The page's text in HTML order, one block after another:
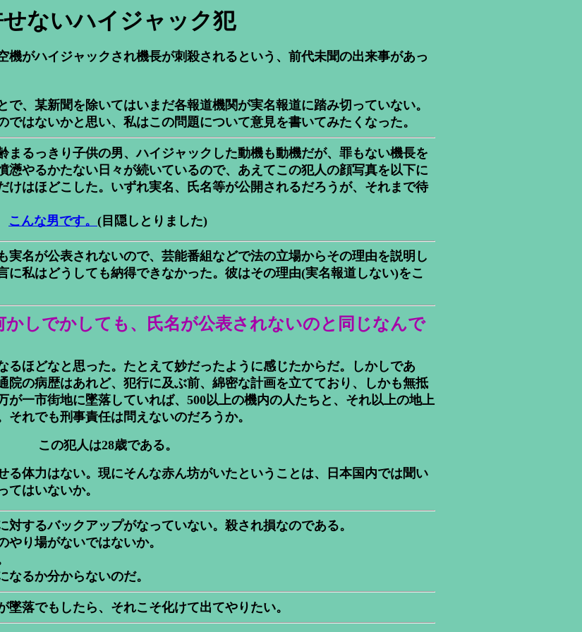
ないハイジャック犯
機がハイジャックされ機長が刺殺されるという、前代未聞の出来事があっ
、某新聞を除いてはいまだ各報道機関が実名報道に踏み切っていない。
はないかと思い、私はこの問題について意見を書いてみたくなった。
まるっきり子供の男、ハイジャックした動機も動機だが、罪もない機長を
懣やるかたない日々が続いているので、あえてこの犯人の顔写真を以下に
けはほどこした。いずれ実名、氏名等が公開されるだろうが、それまで待
こんな男です。 (目隠しとりました)
実名が公表されないので、芸能番組などで法の立場からその理由を説明し
に私はどうしても納得できなかった。彼はその理由(実名報道しない)をこ
かしでかしても、氏名が公表されないのと同じなんで
るほどなと思った。たとえて妙だったように感じたからだ。しかしであ
院の病歴はあれど、犯行に及ぶ前、綿密な計画を立てており、しかも無抵
が一市街地に墜落していれば、500以上の機内の人たちと、それ以上の地上
れでも刑事責任は問えないのだろうか。
この犯人は28歳である。
る体力はない。現にそんな赤ん坊がいたということは、日本国内では聞い
てはいないか。
するバックアップがなっていない。殺され損なのである。
り場がないではないか。
るか分からないのだ。
落でもしたら、それこそ化けて出てやりたい。